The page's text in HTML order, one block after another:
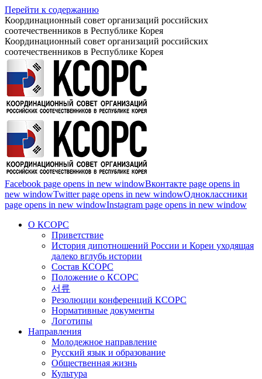
Перейти к содержанию
Координационный совет организаций российских
соотечественников в Республике Корея
Координационный совет организаций российских
соотечественников в Республике Корея
Facebook page opens in new windowВконтакте page opens in
new windowTwitter page opens in new windowОдноклассники
page opens in new windowInstagram page opens in new window
О КСОРС
Приветствие
История дипотношений России и Кореи уходящая
далеко вглубь истории
Состав КСОРС
Положение о КСОРС
서류
Резолюции конференций КСОРС
Нормативные документы
Логотипы
Направления
Молодежное направление
Русский язык и образование
Общественная жизнь
Культура